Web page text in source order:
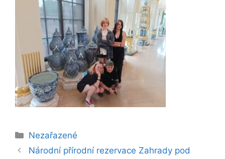
Rubriky
Nezařazené
Národní přírodní rezervace Zahrady pod